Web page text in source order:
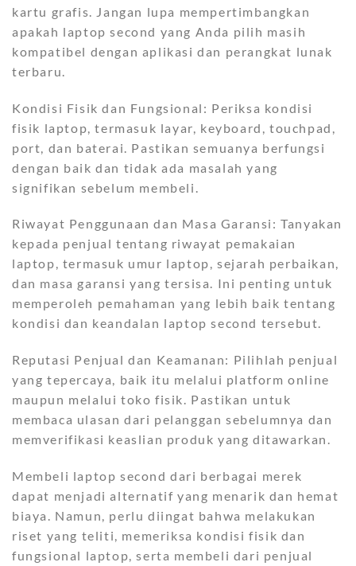
kartu grafis. Jangan lupa mempertimbangkan
apakah laptop second yang Anda pilih masih
kompatibel dengan aplikasi dan perangkat lunak
terbaru.
Kondisi Fisik dan Fungsional: Periksa kondisi
fisik laptop, termasuk layar, keyboard, touchpad,
port, dan baterai. Pastikan semuanya berfungsi
dengan baik dan tidak ada masalah yang
signifikan sebelum membeli.
Riwayat Penggunaan dan Masa Garansi: Tanyakan
kepada penjual tentang riwayat pemakaian
laptop, termasuk umur laptop, sejarah perbaikan,
dan masa garansi yang tersisa. Ini penting untuk
memperoleh pemahaman yang lebih baik tentang
kondisi dan keandalan laptop second tersebut.
Reputasi Penjual dan Keamanan: Pilihlah penjual
yang tepercaya, baik itu melalui platform online
maupun melalui toko fisik. Pastikan untuk
membaca ulasan dari pelanggan sebelumnya dan
memverifikasi keaslian produk yang ditawarkan.
Membeli laptop second dari berbagai merek
dapat menjadi alternatif yang menarik dan hemat
biaya. Namun, perlu diingat bahwa melakukan
riset yang teliti, memeriksa kondisi fisik dan
fungsional laptop, serta membeli dari penjual